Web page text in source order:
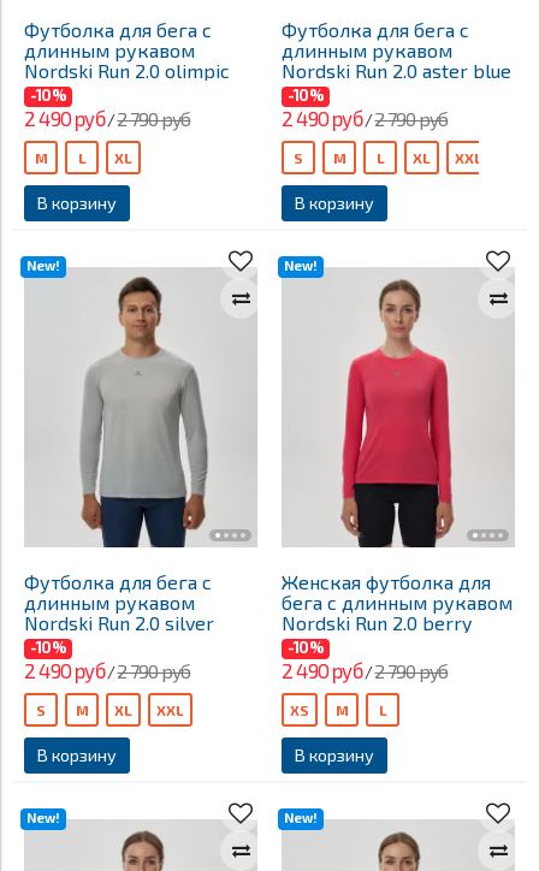
Футболка для бега с
длинным рукавом
Nordski Run 2.0 olimpic
-10%
2 490 руб/2 790 руб
В корзину
M L XL
Футболка для бега с
длинным рукавом
Nordski Run 2.0 aster blue
-10%
2 490 руб/2 790 руб
В корзину
S M L XL XXL
New!
Футболка для бега с
длинным рукавом
Nordski Run 2.0 silver
-10%
2 490 руб/2 790 руб
В корзину
S M XL XXL
New!
Женская футболка для
бега с длинным рукавом
Nordski Run 2.0 berry
-10%
2 490 руб/2 790 руб
В корзину
XS M L
New! New!